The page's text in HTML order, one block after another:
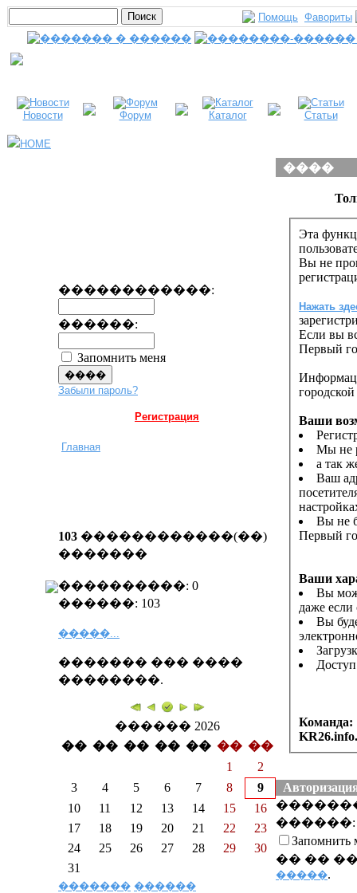
Помощь Фавориты
Новости Форум Каталог Статьи
HOME
������������:
������:
Запомнить меня
Забыли пароль?
Регистрация
Главная
103 ������������(��)
�������
����������: 0
������: 103
�����...
������� ��� ����
��������.
������ 2026
�� �� �� �� �� �� ��
1
2
3
4 5 6 7 8
9
10
11 12 13 14 15
16
17
18 19 20 21 22
23
24
25 26 27 28 29
30
31
������� ������
����
Эта
Вы не
Нажать
Если вы
Первый
городской
Ваши
Мы не
а так
Ваш
Вы не
Первый
Ваши
Вы
даже
Вы
Команда:
������:
Запомнить
�� ��
�����.